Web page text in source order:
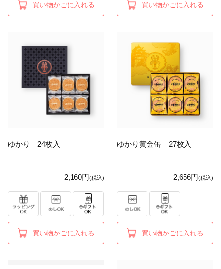
買い物かごに入れる 買い物かごに入れる
ゆかり 24枚入
2,160円(税込)
買い物かごに入れる
ゆかり黄金缶 27枚入
2,656円(税込)
買い物かごに入れる